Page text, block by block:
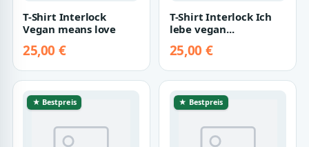
T-Shirt Interlock
Vegan means love
25,00 €
T-Shirt Interlock Ich
lebe vegan...
25,00 €
★ Bestpreis ★ Bestpreis